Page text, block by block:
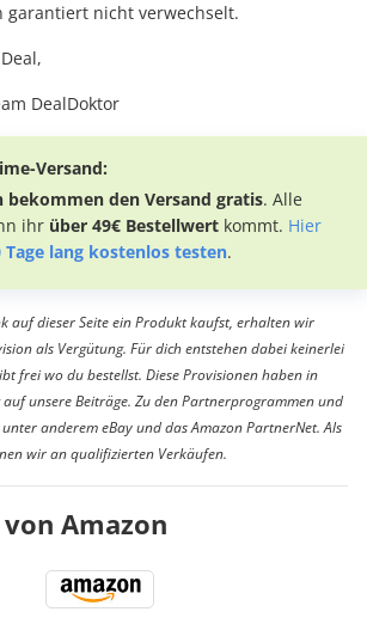
garantiert nicht verwechselt.
DealDoktor
Versand:
bekommen den Versand gratis. Alle
ihr über 49€ Bestellwert kommt. Hier
Tage lang kostenlos testen.
auf dieser Seite ein Produkt kaufst, erhalten wir
als Vergütung. Für dich entstehen dabei keinerlei
frei wo du bestellst. Diese Provisionen haben in
unsere Beiträge. Zu den Partnerprogrammen und
anderem eBay und das Amazon PartnerNet. Als
wir an qualifizierten Verkäufen.
Amazon